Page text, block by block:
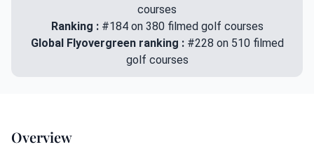
courses
Ranking : #184 on 380 filmed golf courses
Global Flyovergreen ranking : #228 on 510 filmed
golf courses
Overview